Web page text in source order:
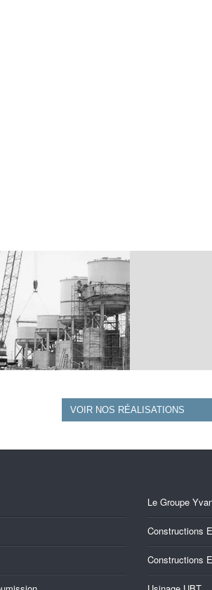
VOIR NOS RÉALISATIONS
Le Groupe
Constructions
Constructions